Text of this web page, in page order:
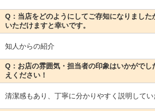
Q：当店をどのようにしてご存知になりました
いただけますと幸いです。
知人からの紹介
Q：お店の雰囲気・担当者の印象はいかがでし
えください！
清潔感もあり、丁寧に分かりやすく説明してい